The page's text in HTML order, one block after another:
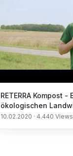
RETERRA Kompost
ökologischen
10.02.2020 · 4.440 Views